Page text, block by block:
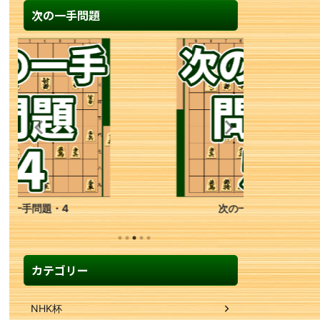
次の一手問題
次の一手問題・5
カテゴリー
NHK杯